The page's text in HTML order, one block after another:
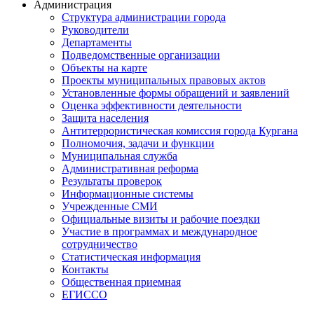
Администрация
Структура администрации города
Руководители
Департаменты
Подведомственные организации
Объекты на карте
Проекты муниципальных правовых актов
Установленные формы обращений и заявлений
Оценка эффективности деятельности
Защита населения
Антитеррористическая комиссия города Кургана
Полномочия, задачи и функции
Муниципальная служба
Административная реформа
Результаты проверок
Информационные системы
Учрежденные СМИ
Официальные визиты и рабочие поездки
Участие в программах и международное
сотрудничество
Статистическая информация
Контакты
Общественная приемная
ЕГИССО